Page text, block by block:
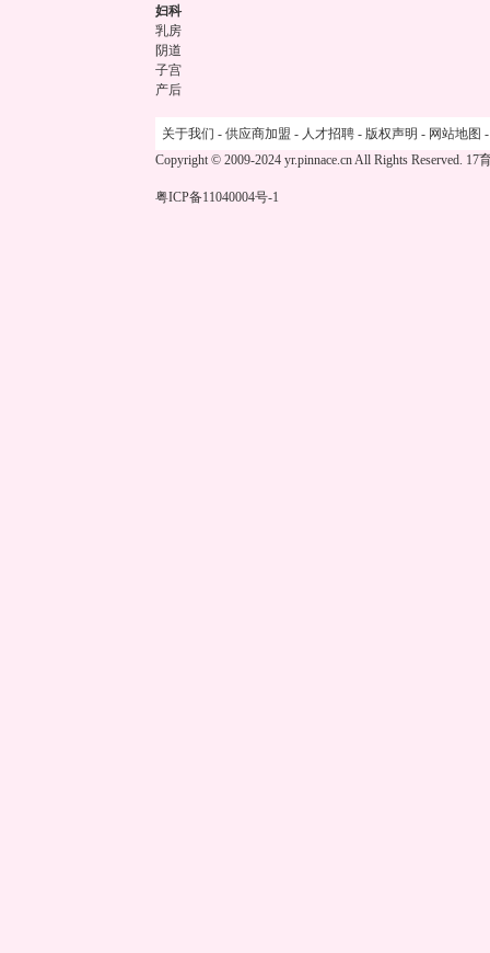
妇科
乳房
阴道
子宫
产后
关于我们 - 供应商加盟 - 人才招聘 - 版权声明 - 网站地图
Copyright © 2009-2024 yr.pinnace.cn All Rights Reserved. 17
粤ICP备11040004号-1